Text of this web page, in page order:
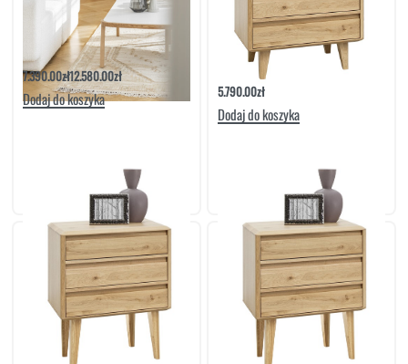
Komoda 4D More | Meble Matkowski
7.390.00zł12.580.00zł
Dodaj do koszyka
Komoda Duża Niska Lovell 3S | Meble
Matkowski
5.790.00zł
Dodaj do koszyka
Komoda Duża Wysoka Lovell 3S | Meble
Matkowski
Komoda Mała Wysoka Lovell 3S | Meble
Matkowski